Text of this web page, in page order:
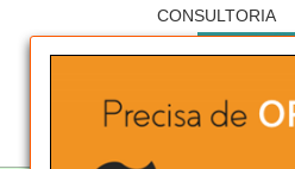
CONSULTORIA